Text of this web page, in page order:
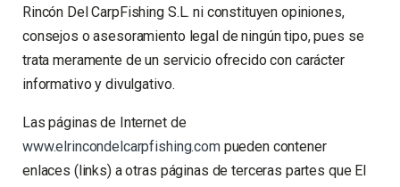
Rincón Del CarpFishing S.L. ni constituyen opiniones,
consejos o asesoramiento legal de ningún tipo, pues se
trata meramente de un servicio ofrecido con carácter
informativo y divulgativo.
Las páginas de Internet de
www.elrincondelcarpfishing.compueden contener
enlaces (links) a otras páginas de terceras partes que El